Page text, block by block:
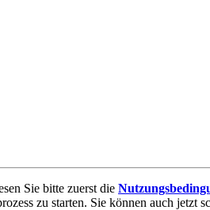
Sie bitte zuerst die
zu starten. Sie können auch jetzt